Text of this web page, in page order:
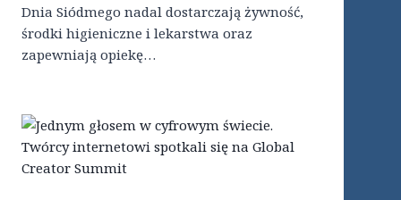
Dnia Siódmego nadal dostarczają żywność,
środki higieniczne i lekarstwa oraz
zapewniają opiekę…